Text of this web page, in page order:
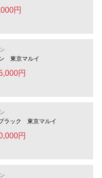
円
ン 東京マルイ
円
ラック 東京マルイ
円